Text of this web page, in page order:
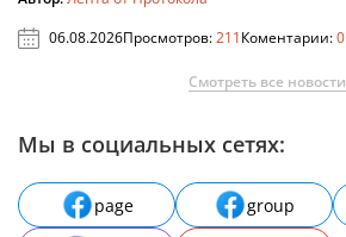
06.08.2026Просмотров:211Коментарии:0
Смотреть все новости
Мы в социальных сетях:
page group